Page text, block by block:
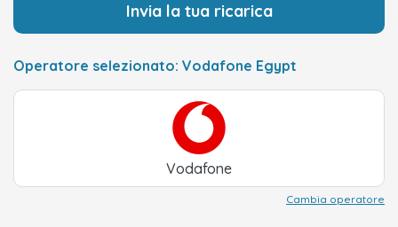
Invia la tua ricarica
Operatore selezionato: Vodafone Egypt
Vodafone
Cambia operatore